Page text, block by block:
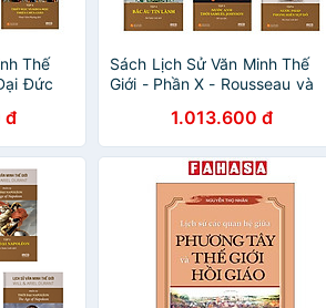
Thế
Đức
đ
Sách Lịch Sử Văn Minh Thế
Giới - Phần X - Rousseau và
1.013.600 đ